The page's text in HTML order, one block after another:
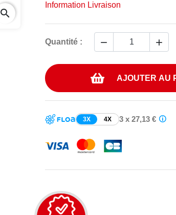
search
Information Livraison
Quantité :  
AJOUTER AU
3X 4X 3 x 27,13 €